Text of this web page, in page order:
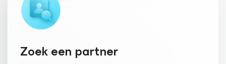
Zoek een partner